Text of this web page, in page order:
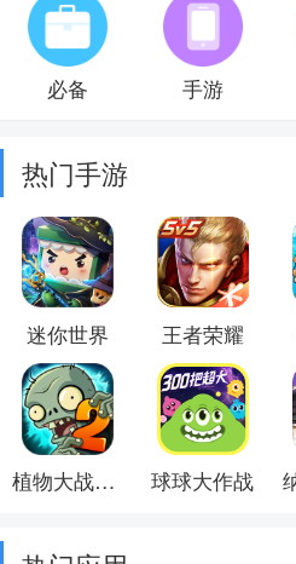
必备 手游
热门手游
迷你世界 王者荣耀
植物大战僵尸2 球球大作战